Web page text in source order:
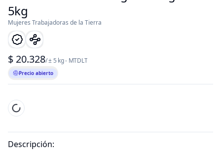
5kg
Mujeres Trabajadoras de la Tierra
$ 20.328/ ± 5 kg - MTDLT
Precio abierto
Descripción: